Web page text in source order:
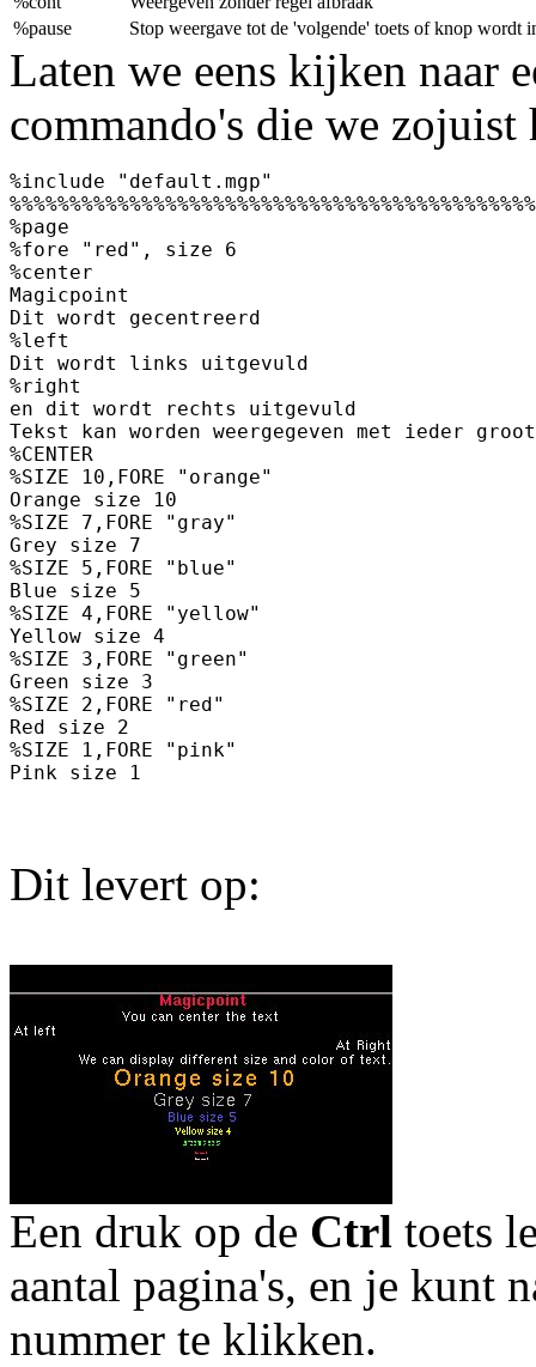
%pause
Stop weergave tot de 'volgende' toets of knop wordt
Laten we eens kijken naar
commando's die we zojuist
%include "default.mgp"
%page
%fore "red", size 6
%center
Magicpoint
Dit wordt gecentreerd
%left
Dit wordt links uitgevuld
%right
en dit wordt rechts uitgevuld
Tekst kan worden weergegeven met ieder
%CENTER
%SIZE 10,FORE "orange"
Orange size 10
%SIZE 7,FORE "gray"
Grey size 7
%SIZE 5,FORE "blue"
Blue size 5
%SIZE 4,FORE "yellow"
Yellow size 4
%SIZE 3,FORE "green"
Green size 3
%SIZE 2,FORE "red"
Red size 2
%SIZE 1,FORE "pink"
Dit levert op:
Een druk op de Ctrl toets
aantal pagina's, en je kunt
nummer te klikken.